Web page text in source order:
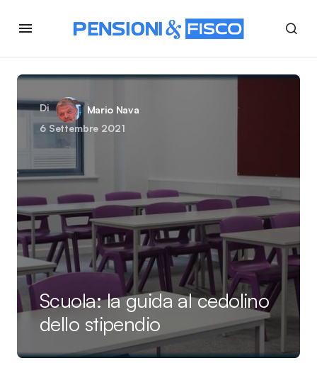
Di
Mario Nava
6 Settembre 2021
Scuola: la guida al cedolino
dello stipendio